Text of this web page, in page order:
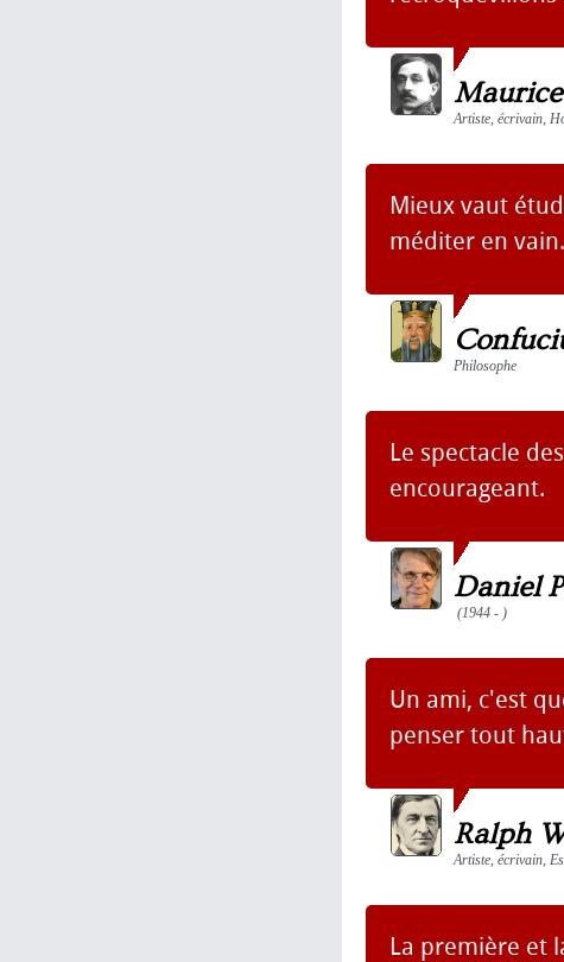
Artiste, écrivain,
Mieux vaut
méditer en vain.
Philosophe
Le spectacle
encourageant.
Daniel
(1944 - )
Un ami, c'est
penser tout
Ralph
Artiste, écrivain,
La première et